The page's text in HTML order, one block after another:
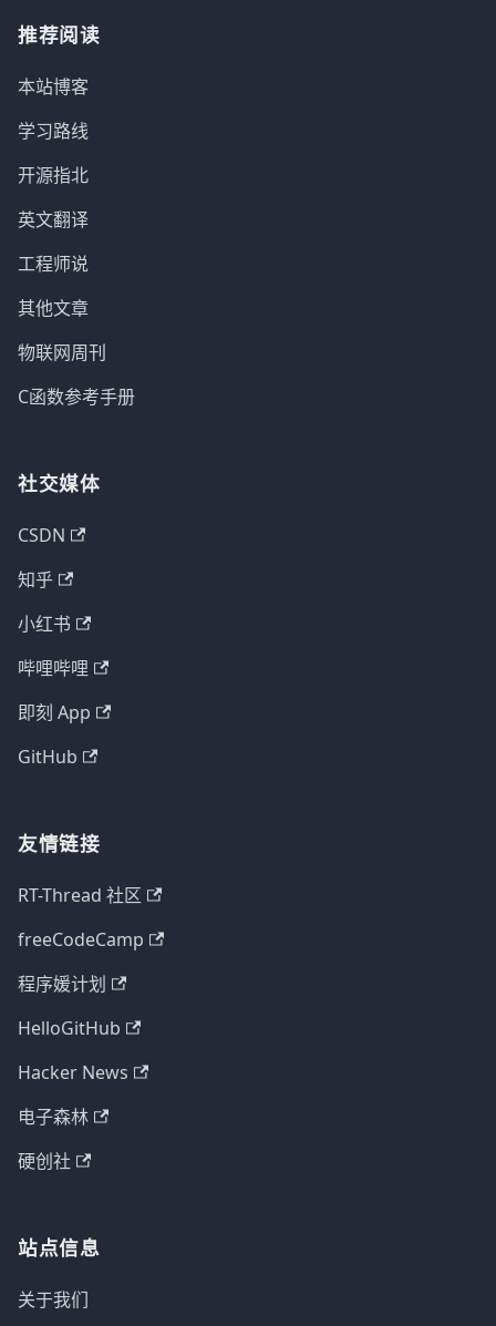
推荐阅读
本站博客
学习路线
开源指北
英文翻译
工程师说
其他文章
物联网周刊
C函数参考手册
社交媒体
CSDN
知乎
小红书
哔哩哔哩
即刻 App
GitHub
友情链接
RT-Thread 社区
freeCodeCamp
程序媛计划
HelloGitHub
Hacker News
电子森林
硬创社
站点信息
关于我们